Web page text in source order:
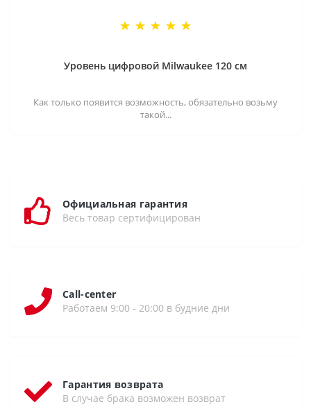
Уровень цифровой Milwaukee 120 см
Как только появится возможность, обязательно возьму
такой...
Официальная гарантия
Весь товар сертифицирован
Call-center
Работаем 9:00 - 20:00 в будние дни
Гарантия возврата
В случае брака возможен возврат